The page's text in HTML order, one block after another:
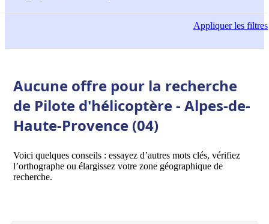
Appliquerles filtres
Aucune offre pour la recherche
de Pilote d'hélicoptère - Alpes-de-
Haute-Provence (04)
Voici quelques conseils : essayez d’autres mots clés, vérifiez
l’orthographe ou élargissez votre zone géographique de
recherche.